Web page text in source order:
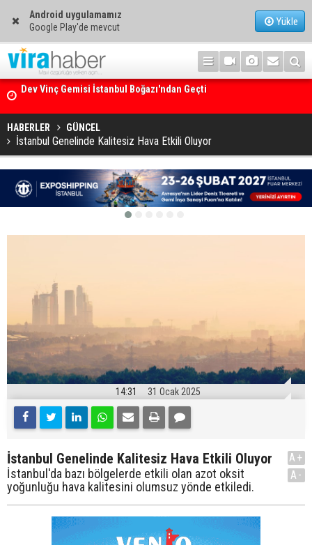
Android uygulamamız
Google Play'de mevcut
Yükle
Ege Denizi’nin En Büyük Mercan Ormanı
HABERLER GÜNCEL
İstanbul Genelinde Kalitesiz Hava Etkili Oluyor
14:31 31 Ocak 2025
İstanbul Genelinde Kalitesiz Hava Etkili Oluyor
İstanbul'da bazı bölgelerde etkili olan azot oksit
yoğunluğu hava kalitesini olumsuz yönde etkiledi.
A+
A-